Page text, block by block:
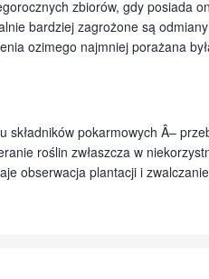
zbiorów, gdy posiada
bardziej zagrożone są
ozimego najmniej porażana
składników pokarmowych Â–
roślin zwłaszcza w
obserwacja plantacji i